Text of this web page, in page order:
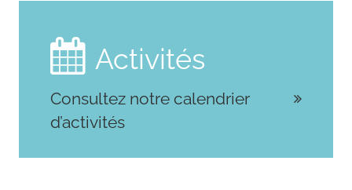
 Activités
Consultez notre calendrier
d’activités